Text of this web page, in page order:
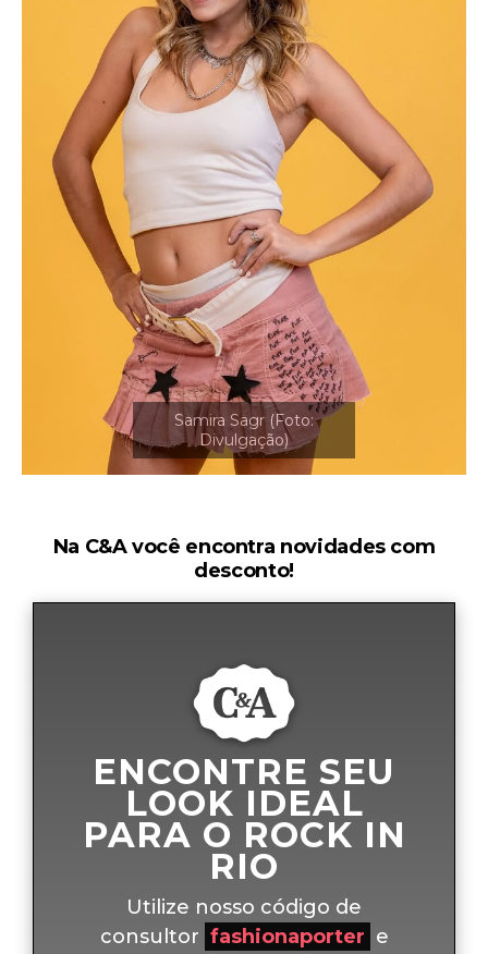
Na C&A você encontra novidades com
desconto!
ENCONTRE SEU
LOOK IDEAL
PARA O ROCK IN
RIO
Utilize nosso código de
consultor fashionaporter e